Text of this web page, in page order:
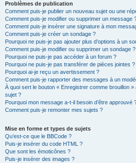
Problèmes de publication
Comment puis-je publier un nouveau sujet ou une
Comment puis-je modifier ou supprimer un message
Comment puis-je insérer une signature à mon
Comment puis-je créer un sondage ?
Pourquoi ne puis-je pas ajouter plus d’options à un
Comment puis-je modifier ou supprimer un sondage ?
Pourquoi ne puis-je pas accéder à un forum ?
Pourquoi ne puis-je pas transférer de pièces jointes ?
Pourquoi ai-je reçu un avertissement ?
Comment puis-je rapporter des messages à un
À quoi sert le bouton « Enregistrer comme brouillon »
sujet ?
Pourquoi mon message a-t-il besoin d’être approuvé
Comment puis-je remonter mes sujets ?
Mise en forme et types de sujets
Qu’est-ce que le BBCode ?
Puis-je insérer du code HTML ?
Que sont les émoticônes ?
Puis-je insérer des images ?